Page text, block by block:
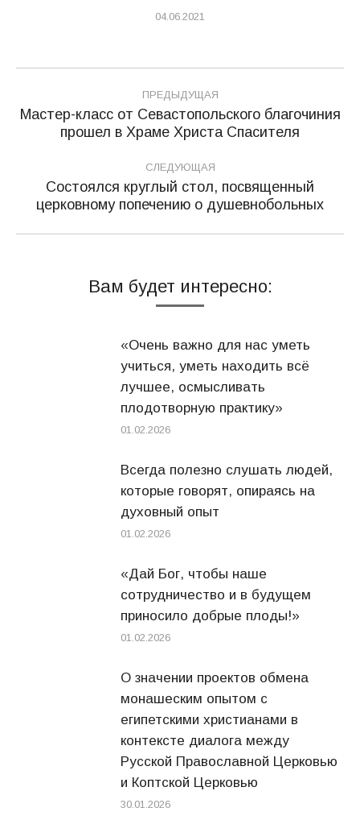
04.06.2021
Навигация
по
записям
ПРЕДЫДУЩАЯ
Предыдущая
Мастер-класс от Севастопольского благочиния
прошел в Храме Христа Спасителя
СЛЕДУЮЩАЯ
Следующая
Состоялся круглый стол, посвященный
церковному попечению о душевнобольных
Вам будет интересно:
«Очень важно для нас уметь
учиться, уметь находить всё
лучшее, осмысливать
плодотворную практику»
01.02.2026
Всегда полезно слушать людей,
которые говорят, опираясь на
духовный опыт
01.02.2026
«Дай Бог, чтобы наше
сотрудничество и в будущем
приносило добрые плоды!»
01.02.2026
О значении проектов обмена
монашеским опытом с
египетскими христианами в
контексте диалога между
Русской Православной Церковью
и Коптской Церковью
30.01.2026